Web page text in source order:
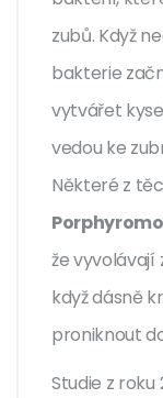
zubů. Když
bakterie
vytvářet
vedou ke
Některé z
že
když dásně
proniknout
Studie z